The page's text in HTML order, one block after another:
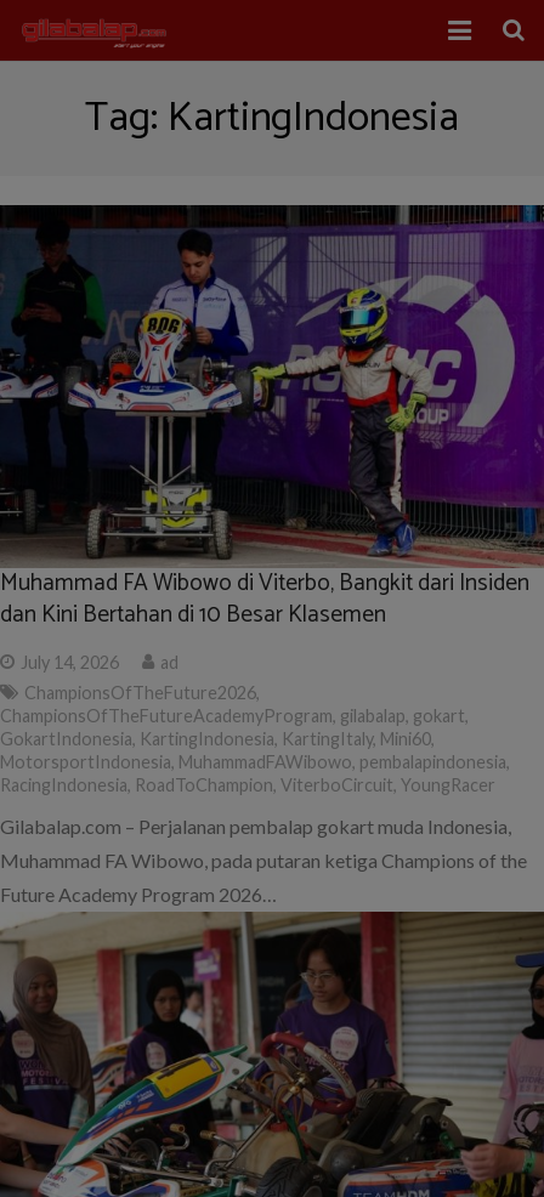
Balap Motor
About Us
Tag: KartingIndonesia
Muhammad FA Wibowo di Viterbo, Bangkit dari Insiden
dan Kini Bertahan di 10 Besar Klasemen
July 14, 2026
ad
ChampionsOfTheFuture2026,
ChampionsOfTheFutureAcademyProgram, gilabalap, gokart,
GokartIndonesia, KartingIndonesia, KartingItaly, Mini60,
MotorsportIndonesia, MuhammadFAWibowo, pembalapindonesia,
RacingIndonesia, RoadToChampion, ViterboCircuit, YoungRacer
Gilabalap.com – Perjalanan pembalap gokart muda Indonesia,
Muhammad FA Wibowo, pada putaran ketiga Champions of the
Future Academy Program 2026…